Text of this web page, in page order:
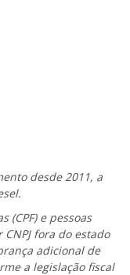
desde 2011, a
(CPF) e pessoas
fora do estado
adicional de
a legislação fiscal